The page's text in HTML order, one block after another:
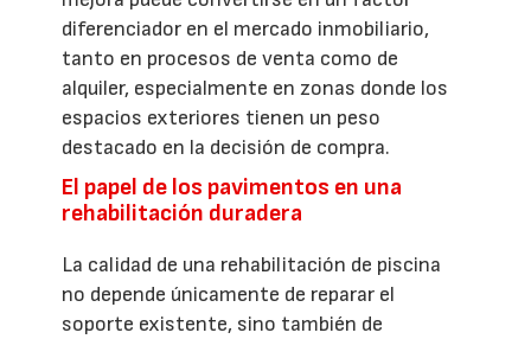
diferenciador en el mercado inmobiliario,
tanto en procesos de venta como de
alquiler, especialmente en zonas donde los
espacios exteriores tienen un peso
destacado en la decisión de compra.
El papel de los pavimentos en una
rehabilitación duradera
La calidad de una rehabilitación de piscina
no depende únicamente de reparar el
soporte existente, sino también de